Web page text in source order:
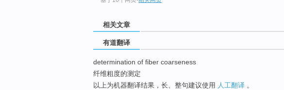
相关文章
有道翻译
determination of fiber coarseness
纤维粗度的测定
以上为机器翻译结果，长、整句建议使用 人工翻译 。